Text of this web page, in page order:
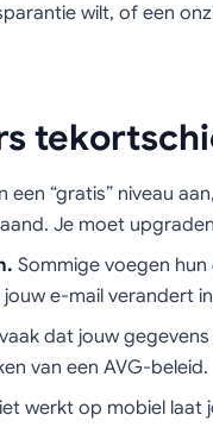
wilt, of een
een “gratis” niveau
Je moet
Sommige voegen
e-mail verandert
dat jouw
van een AVG-beleid.
werkt op mobiel laat